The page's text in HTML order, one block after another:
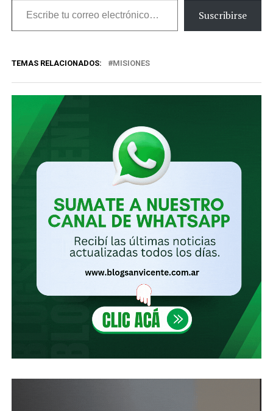
Escribe
tu
electrónico…
Suscribirse
TEMAS RELACIONADOS: MISIONES